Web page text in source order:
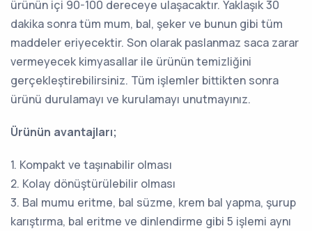
ürünün içi 90-100 dereceye ulaşacaktır. Yaklaşık 30
dakika sonra tüm mum, bal, şeker ve bunun gibi tüm
maddeler eriyecektir. Son olarak paslanmaz saca zarar
vermeyecek kimyasallar ile ürünün temizliğini
gerçekleştirebilirsiniz. Tüm işlemler bittikten sonra
ürünü durulamayı ve kurulamayı unutmayınız.
Ürünün avantajları;
1. Kompakt ve taşınabilir olması
2. Kolay dönüştürülebilir olması
3. Bal mumu eritme, bal süzme, krem bal yapma, şurup
karıştırma, bal eritme ve dinlendirme gibi 5 işlemi aynı